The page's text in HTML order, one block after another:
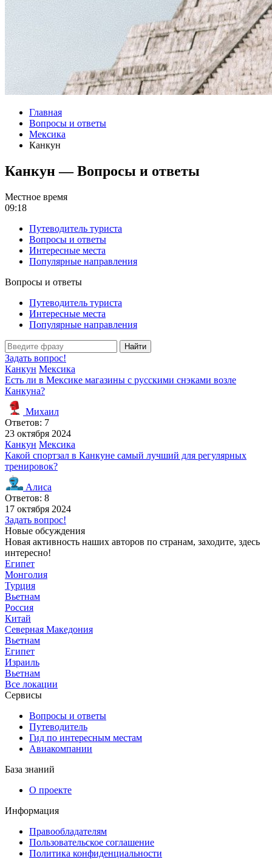
Главная
Вопросы и ответы
Мексика
Канкун
Канкун — Вопросы и ответы
Местное время
09:18
Путеводитель туриста
Вопросы и ответы
Интересные места
Популярные направления
Вопросы и ответы
Путеводитель туриста
Интересные места
Популярные направления
Найти
Задать вопрос!
Канкун Мексика
Есть ли в Мексике магазины с русскими снэками возле
Канкуна?
Михаил
Ответов: 7
23 октября 2024
Канкун Мексика
Какой спортзал в Канкуне самый лучший для регулярных
тренировок?
Алиса
Ответов: 8
17 октября 2024
Задать вопрос!
Новые обсуждения
Новая активность наших авторов по странам, заходите, здесь
интересно!
Египет
Монголия
Турция
Вьетнам
Россия
Китай
Северная Македония
Вьетнам
Египет
Израиль
Вьетнам
Все локации
Сервисы
Вопросы и ответы
Путеводитель
Гид по интересным местам
Авиакомпании
База знаний
О проекте
Информация
Правообладателям
Пользовательское соглашение
Политика конфиденциальности